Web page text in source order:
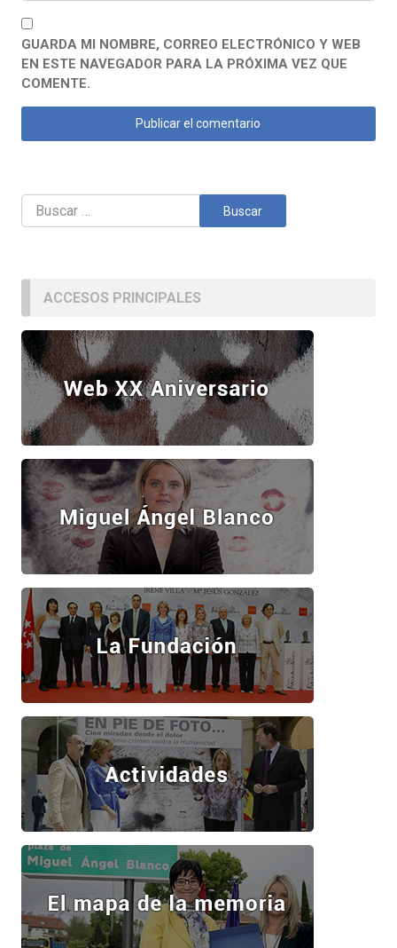
GUARDA MI NOMBRE, CORREO ELECTRÓNICO Y WEB
EN ESTE NAVEGADOR PARA LA PRÓXIMA VEZ QUE
COMENTE.
Buscar:
ACCESOS PRINCIPALES